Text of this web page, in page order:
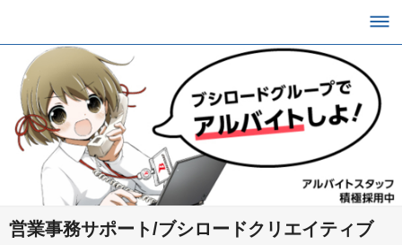
営業事務サポート/ブシロードクリエイティブ